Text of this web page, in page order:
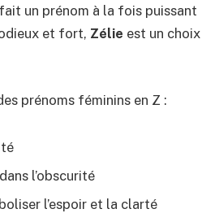
un prénom à la fois puissant
et fort, Zélie est un choix
prénoms féminins en Z :
l’obscurité
l’espoir et la clarté